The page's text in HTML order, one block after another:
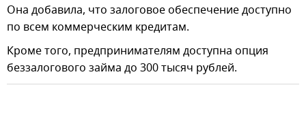
Она добавила, что залоговое обеспечение доступно
по всем коммерческим кредитам.
Кроме того, предпринимателям доступна опция
беззалогового займа до 300 тысяч рублей.